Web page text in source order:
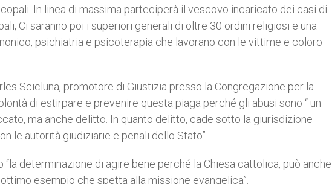
In linea di massima parteciperà il vescovo incaricato dei casi di
Ci saranno poi i superiori generali di oltre 30 ordini religiosi e una
psichiatria e psicoterapia che lavorano con le vittime e coloro
Scicluna, promotore di Giustizia presso la Congregazione per la
di estirpare e prevenire questa piaga perché gli abusi sono “ un
ma anche delitto. In quanto delitto, cade sotto la giurisdizione
le autorità giudiziarie e penali dello Stato”.
determinazione di agire bene perché la Chiesa cattolica, può anche
esempio che spetta alla missione evangelica”.